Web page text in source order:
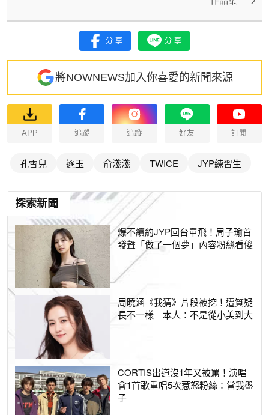
分享 分享
將NOWNEWS加入你喜愛的新聞來源
APP 追蹤 追蹤 好友 訂閱
孔雪兒 逐玉 俞淺淺 TWICE JYP練習生
探索新聞
爆不續約JYP回台單飛！周子瑜首
發聲「做了一個夢」內容粉絲看傻
周曉涵《我猜》片段被挖！遭質疑
長不一樣 本人：不是從小美到大
CORTIS出道沒1年又被罵！演唱
會1首歌重唱5次惹怒粉絲：當我盤
子